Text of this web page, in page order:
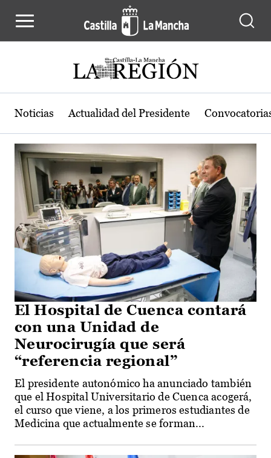
Actualidad de la región de Castilla-
Noticias Actualidad del Presidente
El Hospital de Cuenca contará
con una Unidad de
Neurocirugía que será
“referencia regional”
El presidente autonómico ha anunciado también
que el Hospital Universitario de Cuenca acogerá,
el curso que viene, a los primeros estudiantes de
Medicina que actualmente se forman...